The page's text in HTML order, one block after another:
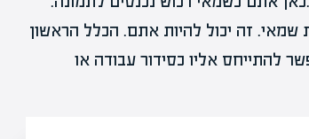
שמאי. זה יכול להיות אתם. הכלל הראשון
להתייחס אליו כסידור עבודה או